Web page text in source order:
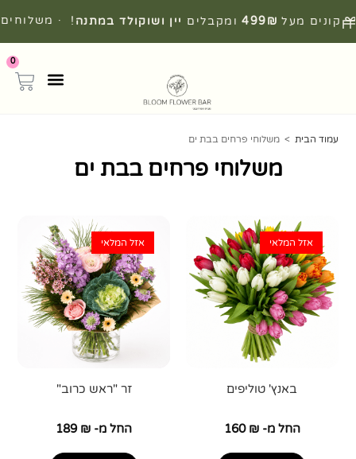
קונים מעל 499₪ומקבלים יין ושוקולד במתנה ! · משלוחים
0
עמוד הבית > משלוחי פרחים בבת ים
משלוחי פרחים בבת ים
אזל המלאי
באנץ' טוליפים
החל מ- 160 ₪
אזל המלאי
זר "ראש כרוב"
החל מ- 189 ₪